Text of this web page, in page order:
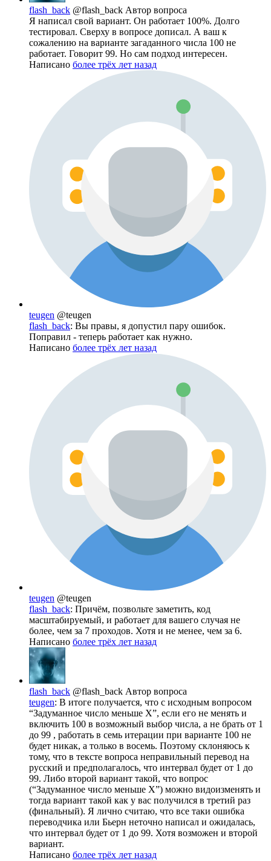
flash_back @flash_back Автор вопроса
Я написал свой вариант. Он работает 100%. Долго
тестировал. Сверху в вопросе дописал. А ваш к
сожалению на варианте загаданного числа 100 не
работает. Говорит 99. Но сам подход интересен.
Написано более трёх лет назад
teugen @teugen
flash_back: Вы правы, я допустил пару ошибок.
Поправил - теперь работает как нужно.
Написано более трёх лет назад
teugen @teugen
flash_back: Причём, позвольте заметить, код
масштабируемый, и работает для вашего случая не
более, чем за 7 проходов. Хотя и не менее, чем за 6.
Написано более трёх лет назад
flash_back @flash_back Автор вопроса
teugen: В итоге получается, что с исходным вопросом
“Задуманное число меньше X”, если его не менять и
включить 100 в возможный выбор числа, а не брать от 1
до 99 , работать в семь итерации при варианте 100 не
будет никак, а только в восемь. Поэтому склоняюсь к
тому, что в тексте вопроса неправильный перевод на
русский и предполагалось, что интервал будет от 1 до
99. Либо второй вариант такой, что вопрос
(“Задуманное число меньше X”) можно видоизменять и
тогда вариант такой как у вас получился в третий раз
(финальный). Я лично считаю, что все таки ошибка
переводчика или Бьерн неточно написал и ожидалась,
что интервал будет от 1 до 99. Хотя возможен и второй
вариант.
Написано более трёх лет назад